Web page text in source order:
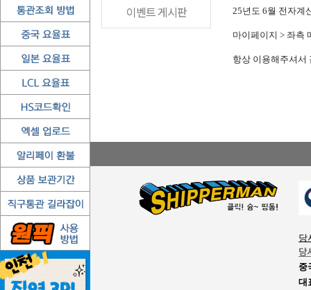
이벤트 게시판
25년도 6월 전자계
마이페이지 > 좌측
항상 이용해주셔서
당
당
중
대